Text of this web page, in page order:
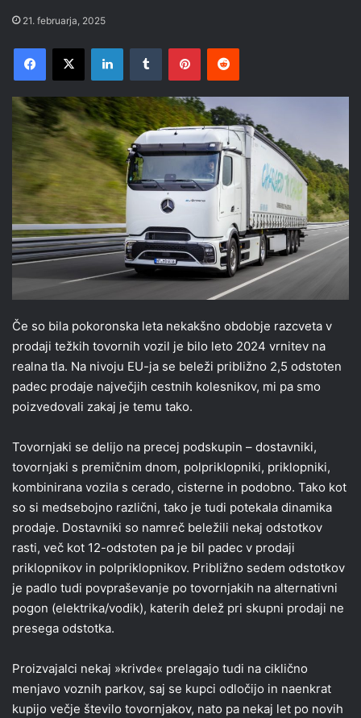
21. februarja, 2025
Facebook
X LinkedInTumblr PinterestReddit
Če so bila pokoronska leta nekakšno obdobje razcveta v
prodaji težkih tovornih vozil je bilo leto 2024 vrnitev na
realna tla. Na nivoju EU-ja se beleži približno 2,5 odstoten
padec prodaje največjih cestnih kolesnikov, mi pa smo
poizvedovali zakaj je temu tako.
Tovornjaki se delijo na precej podskupin – dostavniki,
tovornjaki s premičnim dnom, polpriklopniki, priklopniki,
kombinirana vozila s cerado, cisterne in podobno. Tako kot
so si medsebojno različni, tako je tudi potekala dinamika
prodaje. Dostavniki so namreč beležili nekaj odstotkov
rasti, več kot 12-odstoten pa je bil padec v prodaji
priklopnikov in polpriklopnikov. Približno sedem odstotkov
je padlo tudi povpraševanje po tovornjakih na alternativni
pogon (elektrika/vodik), katerih delež pri skupni prodaji ne
presega odstotka.
Proizvajalci nekaj »krivde« prelagajo tudi na ciklično
menjavo voznih parkov, saj se kupci odločijo in naenkrat
kupijo večje število tovornjakov, nato pa nekaj let po novih